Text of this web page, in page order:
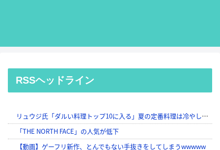
RSSヘッドライン